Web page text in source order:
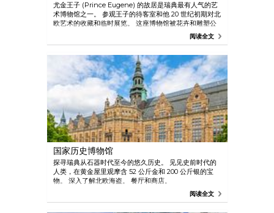
尤金王子 (Prince Eugene) 的故居是瑞典最有人气的艺
术博物馆之一。 参观王子的待客室和他 20 世纪初期对北
欧艺术的收藏和临时展览。 这座博物馆被花卉和雕塑公
阅读全文
国家历史博物馆
探寻瑞典从石器时代至今的悠久历史。 见见史前时代的
人类，在黄金屋里观摩含 52 公斤金和 200 公斤银的宝
物。 深入了解北欧海盗。 餐厅和商店。
阅读全文